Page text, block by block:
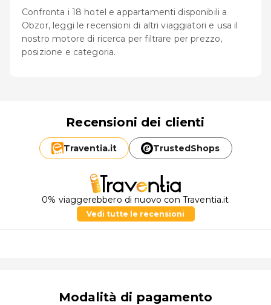
Confronta i 18 hotel e appartamenti disponibili a
Obzor, leggi le recensioni di altri viaggiatori e usa il
nostro motore di ricerca per filtrare per prezzo,
posizione e categoria.
Recensioni dei clienti
Traventia.it TrustedShops
0% viaggerebbero di nuovo con Traventia.it
Vedi tutte le recensioni
Modalità di pagamento